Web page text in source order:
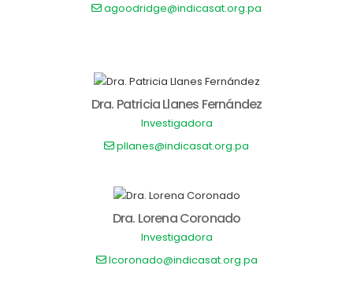
agoodridge@indicasat.org.pa
Dra. Patricia Llanes Fernández
Investigadora
pllanes@indicasat.org.pa
Dra. Lorena Coronado
Investigadora
lcoronado@indicasat.org.pa